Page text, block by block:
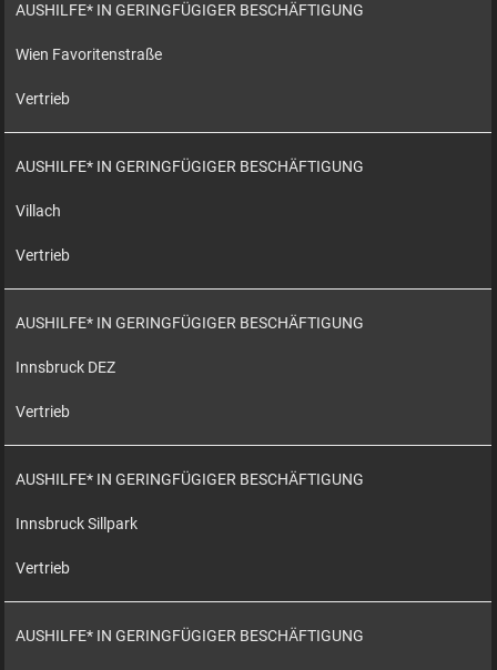
AUSHILFE* IN GERINGFÜGIGER BESCHÄFTIGUNG
Wien Favoritenstraße
Vertrieb
AUSHILFE* IN GERINGFÜGIGER BESCHÄFTIGUNG
Villach
Vertrieb
AUSHILFE* IN GERINGFÜGIGER BESCHÄFTIGUNG
Innsbruck DEZ
Vertrieb
AUSHILFE* IN GERINGFÜGIGER BESCHÄFTIGUNG
Innsbruck Sillpark
Vertrieb
AUSHILFE* IN GERINGFÜGIGER BESCHÄFTIGUNG